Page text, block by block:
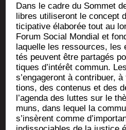
Dans le cadre du Som­met
libres uti­li­se­ront le concept
ti­ci­pa­tive éla­bo­rée tout au
Forum Social Mon­dial et
laquelle les res­sources,
tés peuvent être par­ta­gés
tiques d’intérêt com­mun.
s’engageront à contri­buer,
tions, des conte­nus et des
l’agenda des luttes sur le
muns, dans lequel la
s’insèrent comme